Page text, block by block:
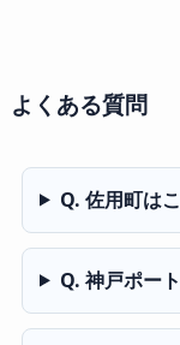
よくある質問
Q. 佐用町は
Q. 神戸ポー